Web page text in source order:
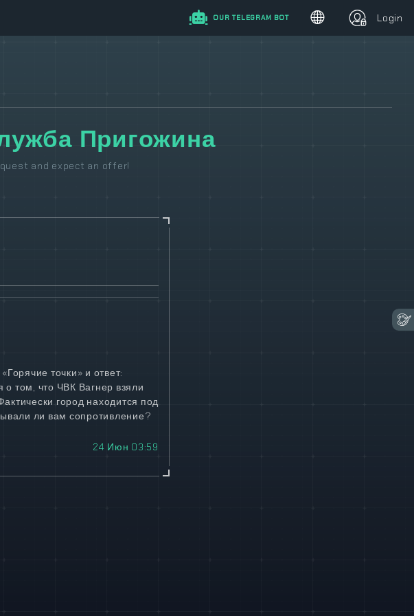
OUR TELEGRAM BOT Login
Пригожина
and expect an offer!
точки» и ответ:
том, что ЧВК Вагнер взяли
город находится под
ли вам сопротивление?
24 Июн 03:59